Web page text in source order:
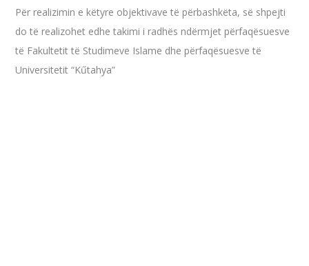
Për realizimin e këtyre objektivave të përbashkëta, së shpejti
do të realizohet edhe takimi i radhës ndërmjet përfaqësuesve
të Fakultetit të Studimeve Islame dhe përfaqësuesve të
Universitetit “Kűtahya”